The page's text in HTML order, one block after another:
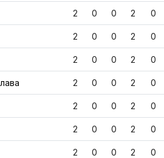
2 0 0 2 0
2 0 0 2 0
2 0 0 2 0
2 0 0 2 0
2 0 0 2 0
2 0 0 2 0
2 0 0 2 0